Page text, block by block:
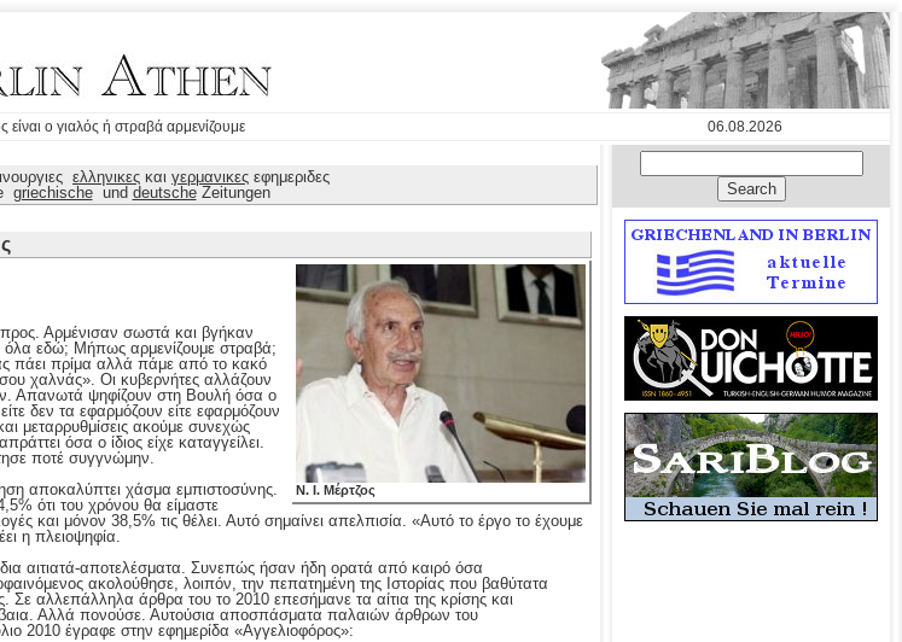
είναι ο γιαλός ή στραβά αρμενίζουμε
06.08.2026
ελληνικες και γερμανικες εφημεριδες
griechischeund deutscheZeitungen
Ν. Ι. Μέρτζος
Αρμένισαν σωστά και βγήκαν
όλα εδώ; Μήπως αρμενίζουμε στραβά;
πάει πρίμα αλλά πάμε από το κακό
χαλνάς». Οι κυβερνήτες αλλάζουν
Απανωτά ψηφίζουν στη Βουλή όσα ο
δεν τα εφαρμόζουν είτε εφαρμόζουν
μεταρρυθμίσεις ακούμε συνεχώς
όσα ο ίδιος είχε καταγγείλει.
ποτέ συγγνώμην.
αποκαλύπτει χάσμα εμπιστοσύνης.
ότι του χρόνου θα είμαστε
και μόνον 38,5% τις θέλει. Αυτό σημαίνει απελπισία. «Αυτό το έργο το έχουμε
η πλειοψηφία.
αιτιατά-αποτελέσματα. Συνεπώς ήσαν ήδη ορατά από καιρό όσα
ακολούθησε, λοιπόν, την πεπατημένη της Ιστορίας που βαθύτατα
Σε αλλεπάλληλα άρθρα του το 2010 επεσήμανε τα αίτια της κρίσης και
Αλλά πονούσε. Αυτούσια αποσπάσματα παλαιών άρθρων του
2010 έγραφε στην εφημερίδα «Αγγελιοφόρος»: